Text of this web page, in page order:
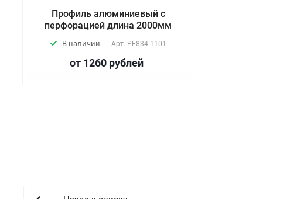
Профиль алюминиевый с
перфорацией длина 2000мм
В наличии Арт. PF834-1101
от 1260 рублей